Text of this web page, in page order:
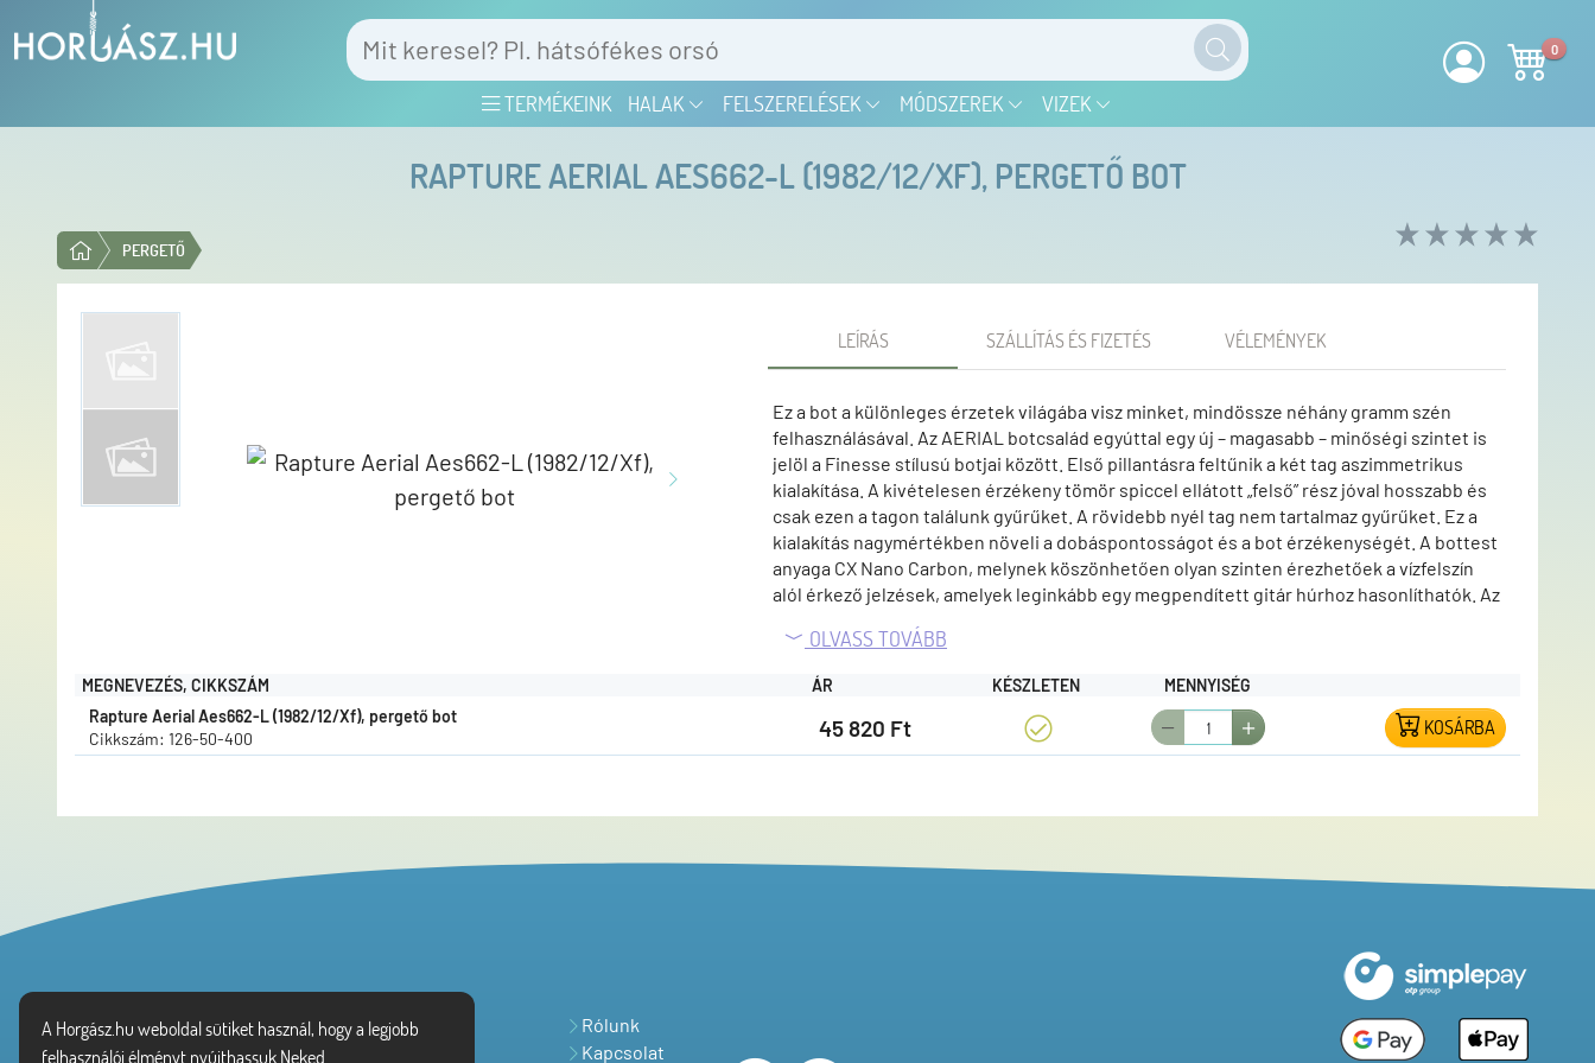
A Horgász.hu weboldal sütiket használ, hogy a legjobb
felhasználói élményt nyújthassuk Neked.
TERMÉKEINK HALAK FELSZERELÉSEK MÓDSZEREK VIZEK
0
RAPTURE AERIAL AES662-L (1982/12/XF), PERGETŐ BOT
PERGETŐ
LEÍRÁS SZÁLLÍTÁS ÉS FIZETÉS VÉLEMÉNYEK
Ez a bot a különleges érzetek világába visz minket, mindössze néhány gramm szén
felhasználásával. Az AERIAL botcsalád egyúttal egy új – magasabb – minőségi szintet is
jelöl a Finesse stílusú botjai között. Első pillantásra feltűnik a két tag aszimmetrikus
kialakítása. A kivételesen érzékeny tömör spiccel ellátott „felső” rész jóval hosszabb és
csak ezen a tagon találunk gyűrűket. A rövidebb nyél tag nem tartalmaz gyűrűket. Ez a
kialakítás nagymértékben növeli a dobáspontosságot és a bot érzékenységét. A bottest
anyaga CX Nano Carbon, melynek köszönhetően olyan szinten érezhetőek a vízfelszín
alól érkező jelzések, amelyek leginkább egy megpendített gitár húrhoz hasonlíthatók. Az
érzékenység lehetővé teszi a legkisebb szilikon csalik használatát drop shot, wacky,
illetve jiges technika esetén. Az ultrakönnyű, egylábas, rozsdamentes acélból készített
SiC gyűrűk lehetővé teszik a mono és fonott zsinór alkalmazását is.
OLVASS TOVÁBB
MEGNEVEZÉS, CIKKSZÁM ÁR KÉSZLETEN
MENNYISÉG
Rapture Aerial Aes662-L (1982/12/Xf), pergető bot
Cikkszám: 126-50-400
45 820 Ft KOSÁRBA
Vásárlói tájékoztató
Adatvédelem
Rólunk
Kapcsolat